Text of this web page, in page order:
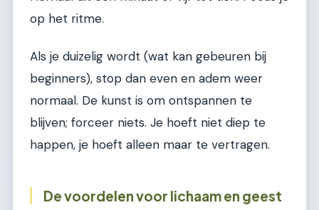
op het ritme.
Als je duizelig wordt (wat kan gebeuren bij
beginners), stop dan even en adem weer
normaal. De kunst is om ontspannen te
blijven; forceer niets. Je hoeft niet diep te
happen, je hoeft alleen maar te vertragen.
De voordelen voor lichaam en geest